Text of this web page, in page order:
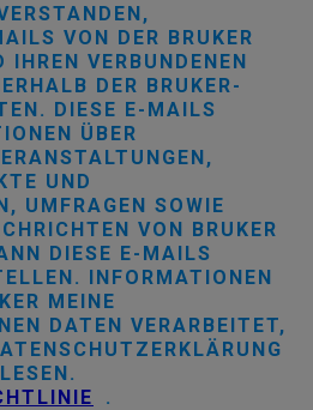
VON DER BRUKER
IHREN VERBUNDENEN
DER BRUKER-
DIESE E-MAILS
ÜBER
UND
UMFRAGEN SOWIE
VON BRUKER
DIESE E-MAILS
INFORMATIONEN
MEINE
DATEN VERARBEITET,
.